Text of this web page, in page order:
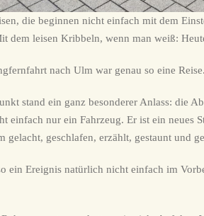
die beginnen nicht einfach mit dem
dem leisen Kribbeln, wenn man weiß:
nach Ulm war genau so eine Reise.
stand ein ganz besonderer Anlass: die
einfach nur ein Fahrzeug. Er ist ein neues
gelacht, geschlafen, erzählt, gestaunt und
ein Ereignis natürlich nicht einfach im